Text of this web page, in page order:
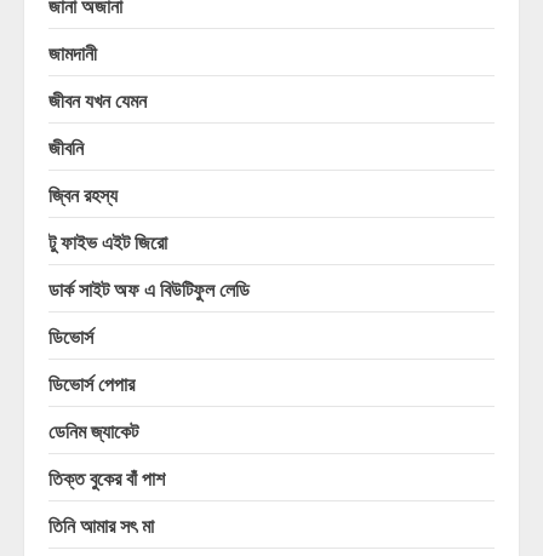
জামদানী
জীবন যখন যেমন
জীবনি
জ্বিন রহস্য
টু ফাইভ এইট জিরো
ডার্ক সাইট অফ এ বিউটিফুল লেডি
ডিভোর্স
ডিভোর্স পেপার
ডেনিম জ্যাকেট
তিক্ত বুকের বাঁ পাশ
তিনি আমার সৎ মা